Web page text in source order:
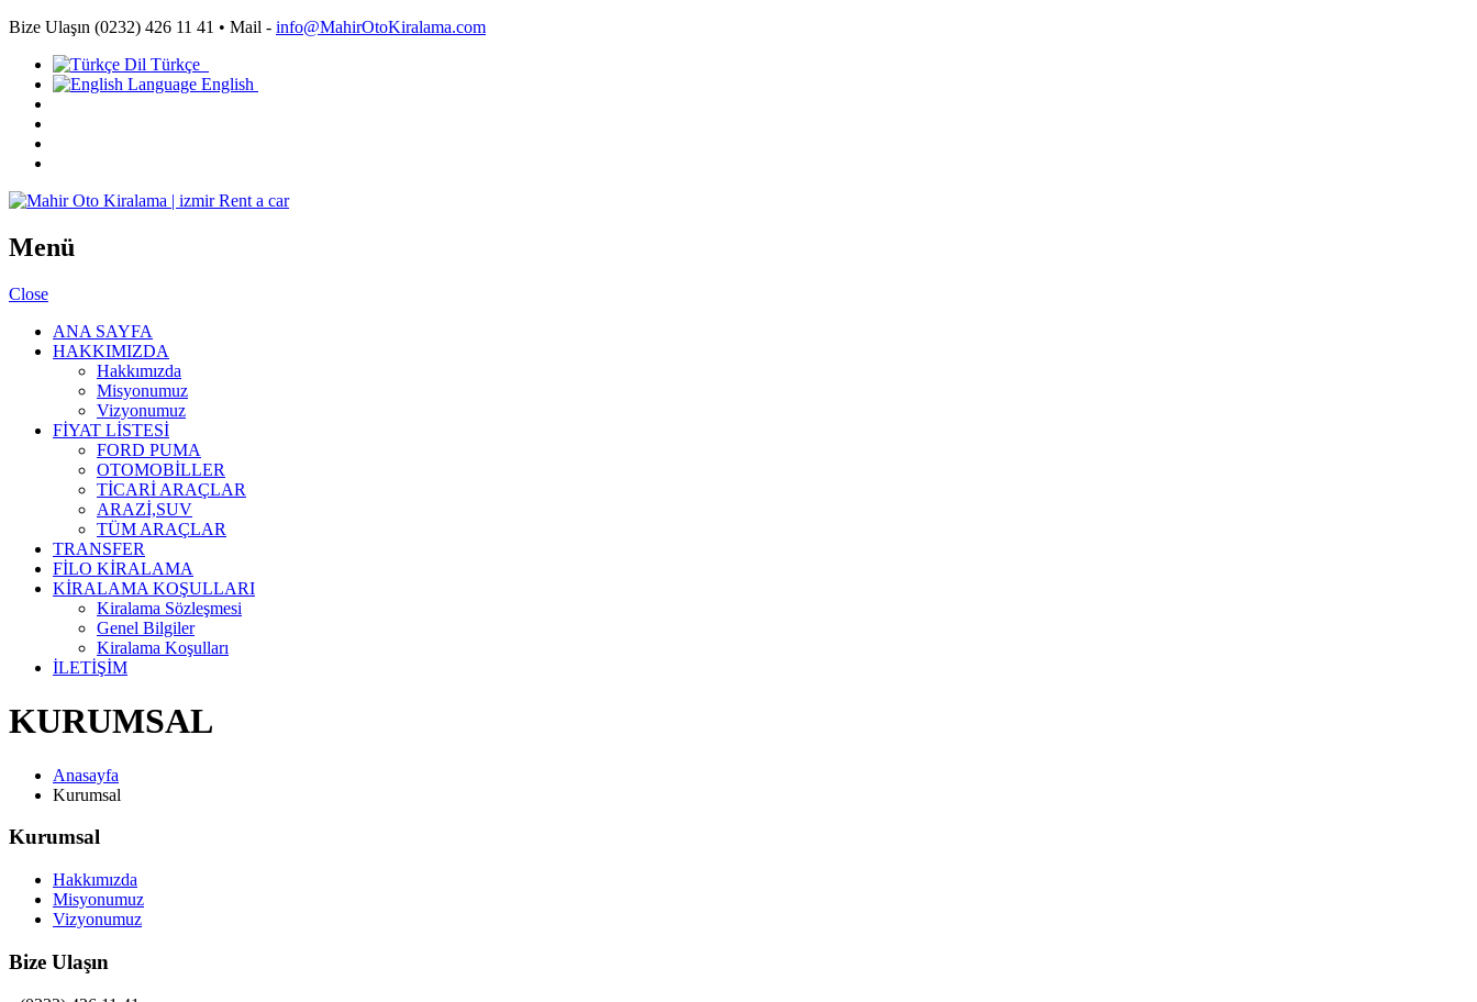
Bize Ulaşın (0232) 426 11 41 • Mail - info@MahirOtoKiralama.com
Türkçe
English
Menü
Close
ANA SAYFA
HAKKIMIZDA
Hakkımızda
Misyonumuz
Vizyonumuz
FİYAT LİSTESİ
FORD PUMA
OTOMOBİLLER
TİCARİ ARAÇLAR
ARAZİ,SUV
TÜM ARAÇLAR
TRANSFER
FİLO KİRALAMA
KİRALAMA KOŞULLARI
Kiralama Sözleşmesi
Genel Bilgiler
Kiralama Koşulları
İLETİŞİM
KURUMSAL
Anasayfa
Kurumsal
Kurumsal
Hakkımızda
Misyonumuz
Vizyonumuz
Bize Ulaşın